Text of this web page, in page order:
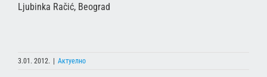
Ljubinka Račić, Beograd
3.01. 2012. | Актуелно